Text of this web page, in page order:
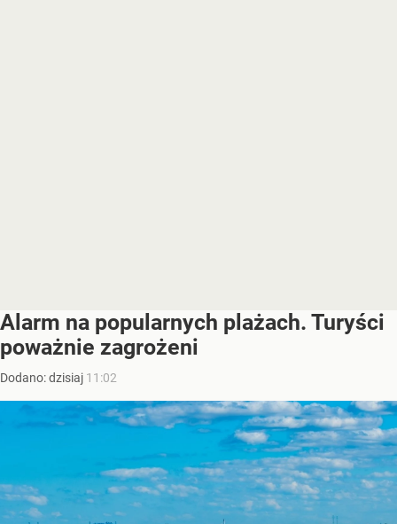
Alarm na popularnych plażach. Turyści
poważnie zagrożeni
Dodano:dzisiaj 11:02